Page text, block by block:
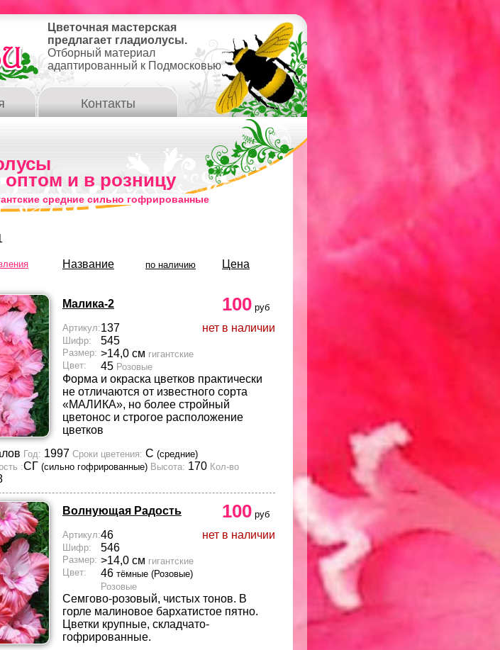
Цветочная мастерская
предлагает гладиолусы.
Отборный материал
адаптированный к Подмосковью
Контакты
оптом и в розницу
средние сильно гофрированные
Название по наличию Цена
Малика-2 100 руб
нет в наличии
Артикул:137
Шифр: 545
Размер: >14,0 см гигантские
Цвет:
45 Розовые
Форма и окраска цветков практически
не отличаются от известного сорта
«МАЛИКА», но более стройный
цветонос и строгое расположение
цветков
Год: 1997 Сроки цветения: С (средние)
:СГ (сильно гофрированные) Высота: 170 Кол-во
Волнующая Радость 100 руб
нет в наличии
Артикул:46
Шифр: 546
Размер: >14,0 см гигантские
Цвет:
46 тёмные (Розовые)
Розовые
Семгово-розовый, чистых тонов. В
горле малиновое бархатистое пятно.
Цветки крупные, складчато-
гофрированные.